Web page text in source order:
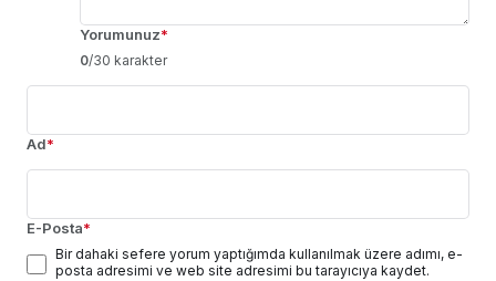
Yorumunuz*
0/30 karakter
Ad*
E-Posta*
Bir dahaki sefere yorum yaptığımda kullanılmak üzere adımı, e-
posta adresimi ve web site adresimi bu tarayıcıya kaydet.